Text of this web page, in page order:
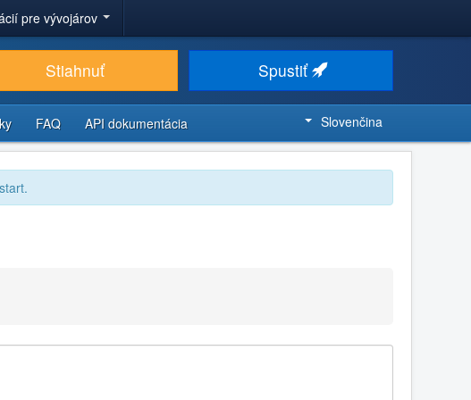
pre vývojárov
Stiahnuť Spustiť
FAQ API dokumentácia Slovenčina